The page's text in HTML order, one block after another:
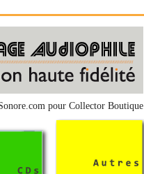
pour Collector Boutique